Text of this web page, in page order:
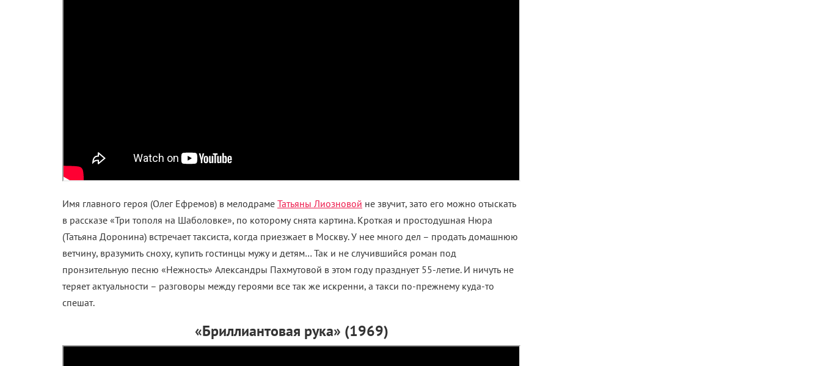
Имя главного героя (Олег Ефремов) в мелодраме Татьяны Лиозновой не звучит, зато его можно отыскать
в рассказе «Три тополя на Шаболовке», по которому снята картина. Кроткая и простодушная Нюра
(Татьяна Доронина) встречает таксиста, когда приезжает в Москву. У нее много дел – продать домашнюю
ветчину, вразумить сноху, купить гостинцы мужу и детям… Так и не случившийся роман под
пронзительную песню «Нежность» Александры Пахмутовой в этом году празднует 55-летие. И ничуть не
теряет актуальности – разговоры между героями все так же искренни, а такси по-прежнему куда-то
спешат.
«Бриллиантовая рука» (1969)